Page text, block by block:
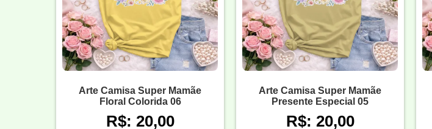
Arte Camisa Super Mamãe
Floral Colorida 06
R$: 20,00
Arte Camisa Super Mamãe
Presente Especial 05
R$: 20,00